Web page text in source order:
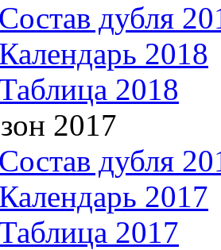
Состав дубля
Календарь 2018
2018
2017
Состав дубля
Календарь 2017
2017